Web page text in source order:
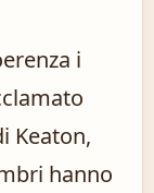
i
Keaton,
hanno